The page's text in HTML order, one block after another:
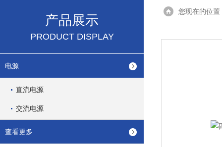
产品展示
PRODUCT DISPLAY
电源
直流电源
交流电源
查看更多
您现在的位置